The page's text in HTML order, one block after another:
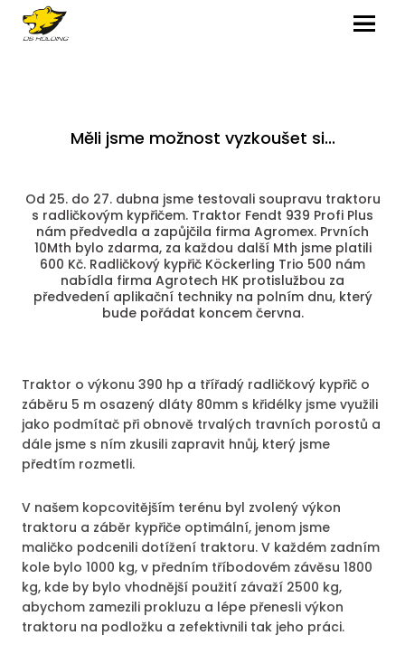
MENU
Měli jsme možnost vyzkoušet si...
Od 25. do 27. dubna jsme testovali soupravu traktoru
s radličkovým kypřičem. Traktor Fendt 939 Profi Plus
nám předvedla a zapůjčila firma Agromex. Prvních
10Mth bylo zdarma, za každou další Mth jsme platili
600 Kč. Radličkový kypřič Köckerling Trio 500 nám
nabídla firma Agrotech HK protislužbou za
předvedení aplikační techniky na polním dnu, který
bude pořádat koncem června.
Traktor o výkonu 390 hp a třířadý radličkový kypřič o
záběru 5 m osazený dláty 80mm s křidélky jsme využili
jako podmítač při obnově trvalých travních porostů a
dále jsme s ním zkusili zapravit hnůj, který jsme
předtím rozmetli.
V našem kopcovitějším terénu byl zvolený výkon
traktoru a záběr kypřiče optimální, jenom jsme
maličko podcenili dotížení traktoru. V každém zadním
kole bylo 1000 kg, v předním tříbodovém závěsu 1800
kg, kde by bylo vhodnější použití závaží 2500 kg,
abychom zamezili prokluzu a lépe přenesli výkon
traktoru na podložku a zefektivnili tak jeho práci.